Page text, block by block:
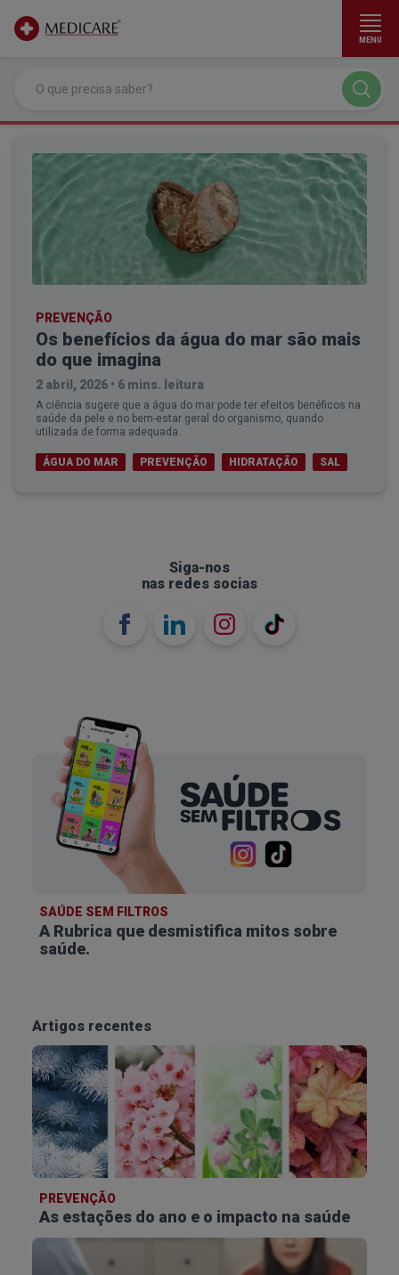
MENU
PREVENÇÃO
Os benefícios da água do mar são mais
do que imagina
2 abril, 2026 • 6 mins. leitura
A ciência sugere que a água do mar pode ter efeitos benéficos na
saúde da pele e no bem-estar geral do organismo, quando
utilizada de forma adequada.
ÁGUA DO MAR PREVENÇÃO HIDRATAÇÃO SAL
Siga-nos
nas redes socias
SAÚDE SEM FILTROS
A Rubrica que desmistifica mitos sobre
saúde.
Artigos recentes
PREVENÇÃO
As estações do ano e o impacto na saúde